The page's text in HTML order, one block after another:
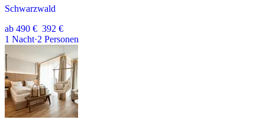
Schwarzwald
ab 490 € 392 €
1 Nacht·2 Personen